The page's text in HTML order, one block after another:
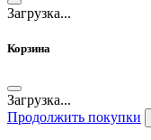
Загрузка...
Корзина
Загрузка...
Продолжить покупки